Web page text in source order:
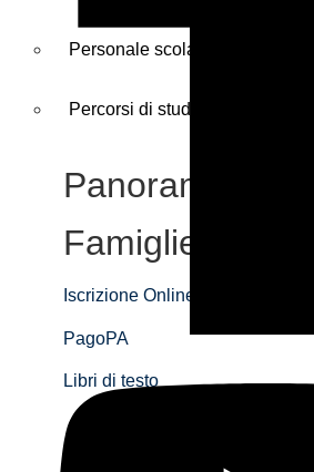
Personale scolastico
Percorsi di studio
Panoramica
Famiglie e
Iscrizione Online
PagoPA
Libri di testo
Personale